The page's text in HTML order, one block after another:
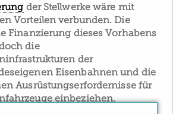
der Stellwerke wäre mit
Vorteilen verbunden. Die
Finanzierung dieses Vorhabens
die
der
Eisenbahnen und die
Ausrüstungserfordernisse für
einbeziehen.